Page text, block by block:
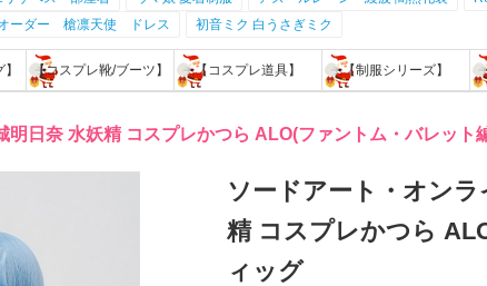
ーダー 槍凛天使 ドレス
初音ミク 白うさぎミク
【コスプレ靴/ブーツ】 【コスプレ道具】 【制服シリーズ】
日奈 水妖精 コスプレかつら ALO(ファントム・バレット
ソードアート・オン
精 コスプレかつら
ィッグ